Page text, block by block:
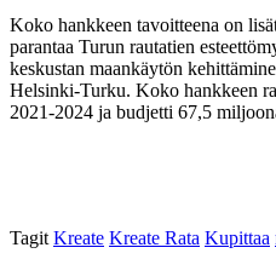
Koko hankkeen tavoitteena on
parantaa Turun rautatien
keskustan maankäytön
Helsinki-Turku. Koko hankkeen
2021-2024 ja budjetti 67,5
Tagit Kreate Kreate Rata Kupittaa